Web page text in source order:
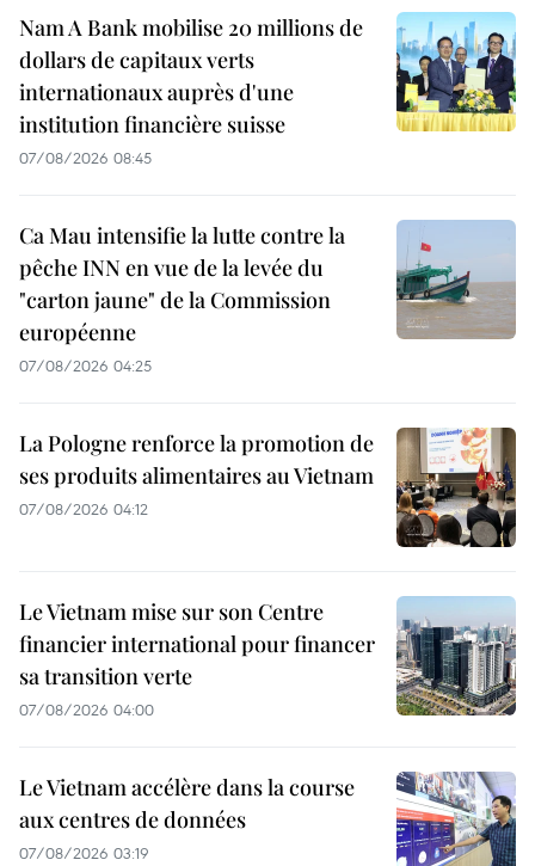
Nam A Bank mobilise 20 millions de
dollars de capitaux verts
internationaux auprès d'une
institution financière suisse
07/08/2026 08:45
Ca Mau intensifie la lutte contre la
pêche INN en vue de la levée du
"carton jaune" de la Commission
européenne
07/08/2026 04:25
La Pologne renforce la promotion de
ses produits alimentaires au Vietnam
07/08/2026 04:12
Le Vietnam mise sur son Centre
financier international pour financer
sa transition verte
07/08/2026 04:00
Le Vietnam accélère dans la course
aux centres de données
07/08/2026 03:19